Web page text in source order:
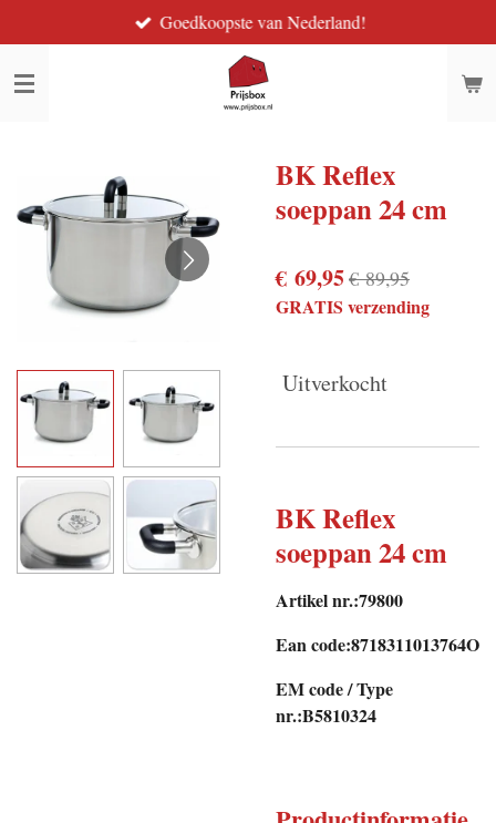
direct
naar
Goedkoopste van Nederland!
BK Reflex
soeppan 24 cm
€ 69,95€ 89,95
GRATIS verzending
Uitverkocht
BK Reflex
soeppan 24 cm
Artikel nr.:79800
Ean code:8718311013764O
EM code / Type
nr.:B5810324